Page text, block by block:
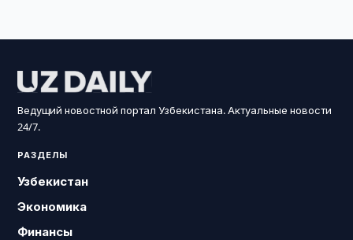
Ведущий новостной портал Узбекистана. Актуальные новости
24/7.
РАЗДЕЛЫ
Узбекистан
Экономика
Финансы